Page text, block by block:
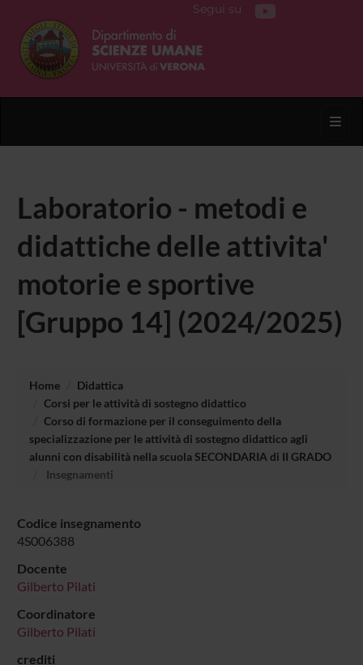
Segui su
Laboratorio - metodi e
didattiche delle attivita'
motorie e sportive
[Gruppo 14] (2024/2025)
Home
Didattica
Corsi per le attività di sostegno didattico
Corso di formazione per il conseguimento della
specializzazione per le attività di sostegno didattico agli
alunni con disabilità nella scuola SECONDARIA di II GRADO
Insegnamenti
Codice insegnamento
4S006388
Docente
Gilberto Pilati
Coordinatore
Gilberto Pilati
crediti